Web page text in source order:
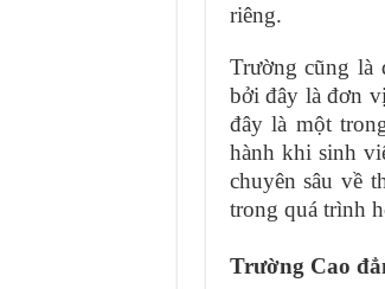
riêng.
Trường cũng là
bởi đây là đơn
đây là một
hành khi sinh
chuyên sâu về
trong quá trình
Trường Cao